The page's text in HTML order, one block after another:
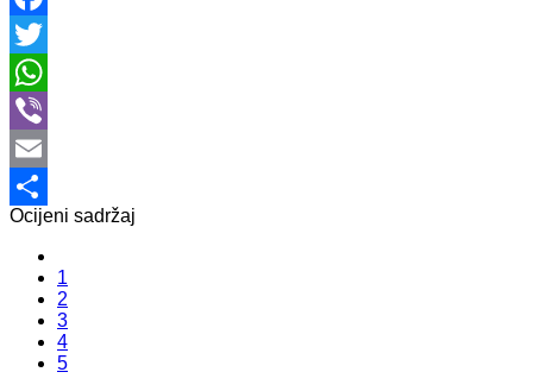
Facebook
Twitter
WhatsApp
Viber
Email
Share
Ocijeni sadržaj
1
2
3
4
5